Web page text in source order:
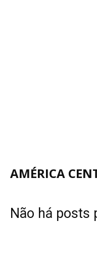
AMÉRICA
Não há posts